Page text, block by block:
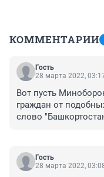
КОММЕНТАРИИ
Гость
28 марта 2022,
Вот пусть
граждан от
слово
Гость
28 марта 2022,